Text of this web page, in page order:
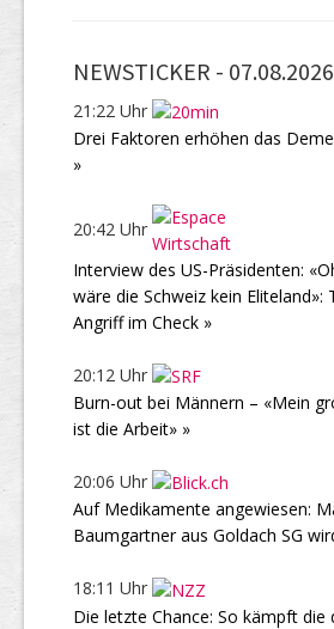
NEWSTICKER - 07.08.2026
21:22 Uhr
Drei Faktoren erhöhen das
»
20:42 Uhr
Interview des US-Präsidenten:
wäre die Schweiz kein Eliteland»:
Angriff im Check »
20:12 Uhr
Burn-out bei Männern – «Mein
ist die Arbeit» »
20:06 Uhr
Auf Medikamente angewiesen:
Baumgartner aus Goldach SG
18:11 Uhr
Die letzte Chance: So kämpft die